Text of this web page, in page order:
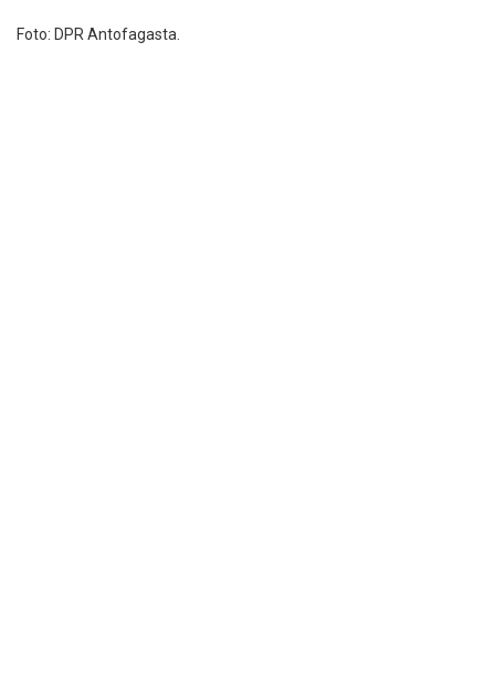
Foto: DPR Antofagasta.